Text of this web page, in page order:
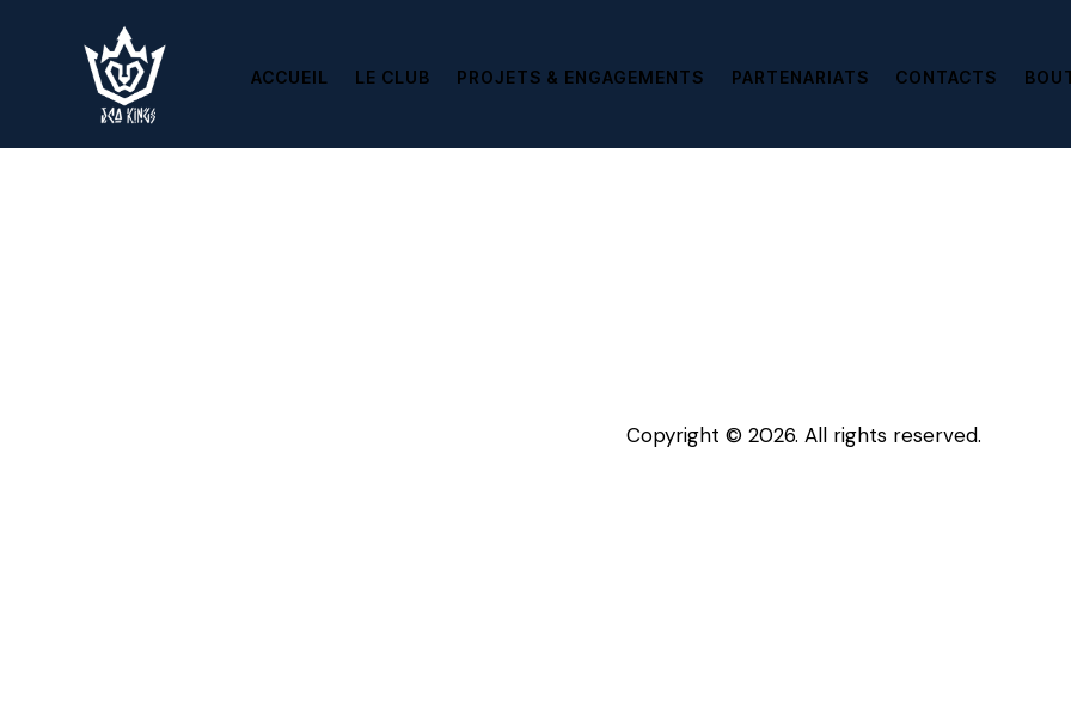
ACCUEIL LE CLUB PROJETS & ENGAGEMENTS PARTENARIATS CONTACTS
Copyright © 2026. All rights reserved.